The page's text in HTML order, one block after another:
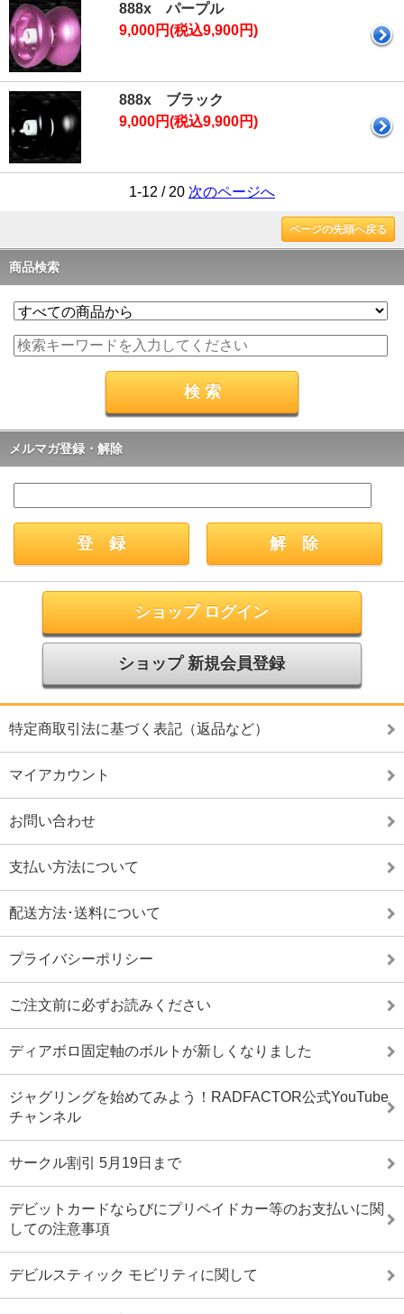
888x パープル
9,000円(税込9,900円)
888x ブラック
9,000円(税込9,900円)
1-12 / 20 次のページへ
ページの先頭へ戻る
商品検索
メルマガ登録・解除
ショップ ログイン
ショップ 新規会員登録
特定商取引法に基づく表記（返品など）
マイアカウント
お問い合わせ
支払い方法について
配送方法･送料について
プライバシーポリシー
ご注文前に必ずお読みください
ディアボロ固定軸のボルトが新しくなりました
ジャグリングを始めてみよう！RADFACTOR公式YouTube
チャンネル
サークル割引 5月19日まで
デビットカードならびにプリペイドカー等のお支払いに関
しての注意事項
デビルスティック モビリティに関して